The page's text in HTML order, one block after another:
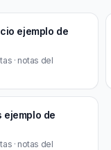
ejemplo de
· notas del
ejemplo de
· notas del